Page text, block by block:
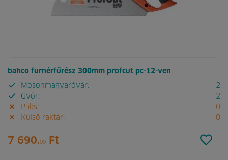
bahco furnérfűrész 300mm profcut pc-12-ven
Mosonmagyaróvár:
2
Győr:
2
Paks:
0
Külső raktár:
0
7 690.00 Ft